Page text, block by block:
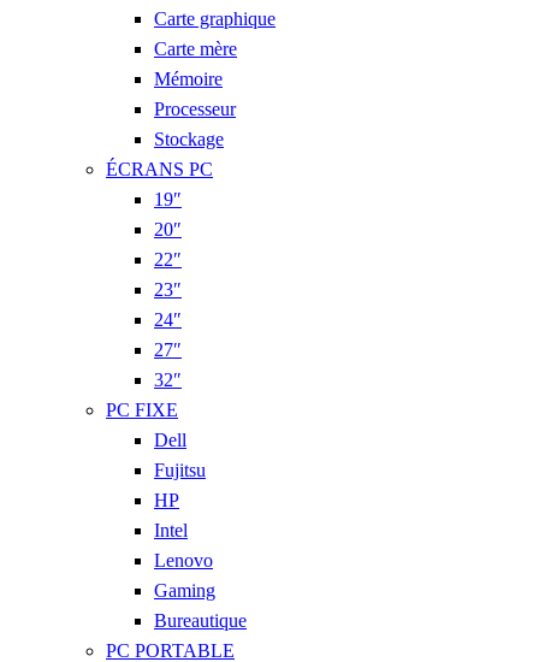
Carte graphique
Carte mère
Mémoire
Processeur
Stockage
ÉCRANS PC
19″
20″
22″
23″
24″
27″
32″
PC FIXE
Dell
Fujitsu
HP
Intel
Lenovo
Gaming
Bureautique
PC PORTABLE